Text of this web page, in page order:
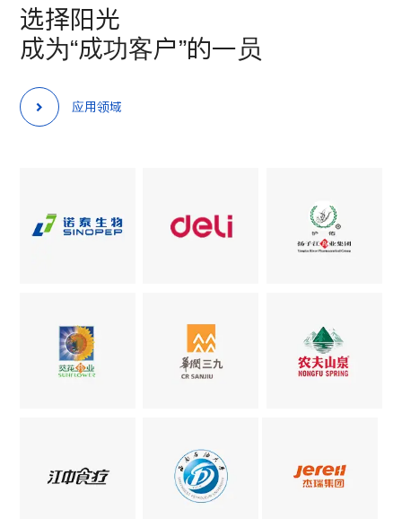
选择阳光
成为“成功客户”的一员
 应用领域